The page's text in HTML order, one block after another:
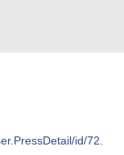
id/72.